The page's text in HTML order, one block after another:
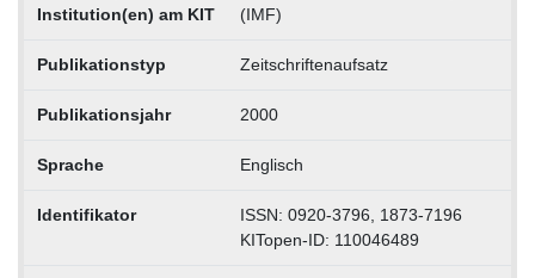
Institution(en) am KIT
(IMF)
Publikationstyp Zeitschriftenaufsatz
Publikationsjahr 2000
Sprache Englisch
Identifikator
ISSN: 0920-3796, 1873-7196
KITopen-ID: 110046489